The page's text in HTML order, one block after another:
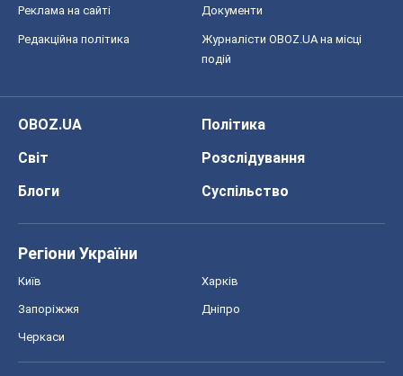
Реклама на сайті Документи
Редакційна політика
Журналісти OBOZ.UA на місці
подій
OBOZ.UA
Політика
Світ
Розслідування
Блоги
Суспільство
Регіони України
Київ Харків
Запоріжжя Дніпро
Черкаси